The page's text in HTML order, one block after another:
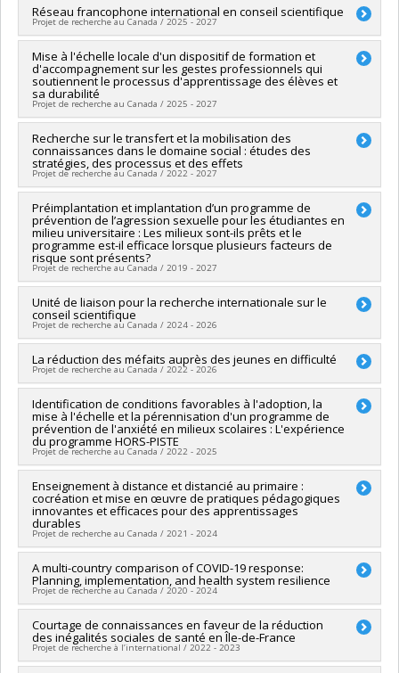
Daignault,Francis Fortin,David Décary-Hétu, Anne Crocker
,
Catherine Arseneault,Masarah Paquet-Clouston,Vincent
Denault, Sébastien Brouillette-Alarie ,William Arbour
Chantal
Plourde,Natacha Brunelle,Estibaliz Jimenez,Julie Carpentier
,Nadine Deslauriers-Varin,Patrick Lussier ,Ghayda Hassan
Isabelle Fortin-Dufour, Amélie Couvrette
Jorge Florès-Aranda,Elsa Euvrard,Maxime Bérubé,Cyndy
Wylde
Annie-Claude Savard , Andrée-Ann Deschênes
Denise Michelle Brend,Marichelle Leclair
Sources de financement :CRSH/Conseil de recherches en
sciences humaines du Canada
Programmes de subvention :
Chercheur principal :Kate Zinszer
Co-chercheurs :Valery Ridde ,Christian Dagenais
Andersson,Andrea Caprara,Beatriz Parra,Jose Wellington
Lima ,Emmanuel Bonnet,Florence Fournet,Axel Kroeger
Franck Remoue,Malabika Sarker,Mohammad Shafiul Alam
Malay Kanti Mridha
Tarik Benmarhnia
Sources de financement :IRSC/Instituts de recherche en
santé du Canada
Programmes de subvention :PVXXXXXX-(PJT) Subvention
Projet
Réseau francophone international en conseil scientifique
Projet de recherche au Canada / 2025 - 2027
Chercheur principal :Mathieu Ouimet
Co-chercheurs :Christian Dagenais
Sources de financement : FRQSC/Fonds de recherche du
Québec - Société et culture (FQRSC)
Programmes de subvention :
Mise à l'échelle locale d'un dispositif de formation et
d'accompagnement sur les gestes professionnels qui
soutiennent le processus d'apprentissage des élèves et
sa durabilité
Projet de recherche au Canada / 2025 - 2027
Sources de financement :CRSH/Conseil de recherches en
sciences humaines du Canada
Programmes de subvention :PVXXXXXX-Subvention
d'engagement partenarial
Recherche sur le transfert et la mobilisation des
connaissances dans le domaine social : études des
stratégies, des processus et des effets
Projet de recherche au Canada / 2022 - 2027
Chercheur principal : Christian Dagenais
Co-chercheurs : Jean-Sébastien Fallu,Isabelle Daigneault,
Geneviève Carpentier,Lara Gautier,Martin Drapeau,Saliha
Ziam, Mathieu Ouimet Maman Abra Szidzo Joyce Dogba
Johana Monthuy-Blanc,Francois Claveau
Girard,Madeleine Lefebvre,Guillaume Fontaine
Sources de financement :FRQSC/Fonds de recherche du
Québec - Société et culture (FQRSC)
Programmes de subvention :PVXXXXXX-(SE) Programme
Soutien aux équipes de recherche - Stade de développement
: Renouvellement
Préimplantation et implantation d’un programme de
prévention de l’agression sexuelle pour les étudiantes en
milieu universitaire : Les milieux sont-ils prêts et le
programme est-il efficace lorsque plusieurs facteurs de
risque sont présents?
Projet de recherche au Canada / 2019 - 2027
Chercheur principal : Isabelle Daigneault
Co-chercheurs :Christian Dagenais
Andrée Pelland
Karine Baril
,Lise Savoie
Sources de financement :IRSC/Instituts de recherche en
santé du Canada
Programmes de subvention :PVXXXXXX-(PJT) Subvention
Projet
Unité de liaison pour la recherche internationale sur le
conseil scientifique
Projet de recherche au Canada / 2024 - 2026
Chercheur principal :Christian Dagenais
Co-chercheurs :Éric Montpetit,Thierry Warin
Ouimet,Francois Claveau
Sources de financement :CRSH/Conseil de recherches en
sciences humaines du Canada
Programmes de subvention :
PVXXXXXX-Subvention
d'engagement partenarial
La réduction des méfaits auprès des jeunes en difficulté
Projet de recherche au Canada / 2022 - 2026
Sources de financement :FRQSC/Fonds de recherche du
Québec - Société et culture (FQRSC)
Programmes de subvention :PVXXXXXX-(AC) Actions
concertées - générique
Identification de conditions favorables à l'adoption, la
mise à l'échelle et la pérennisation d'un programme de
prévention de l'anxiété en milieux scolaires : L'expérience
du programme HORS-PISTE
Projet de recherche au Canada / 2022 - 2025
Chercheur principal :Julie Lane
Co-chercheurs :Christian Dagenais
Sources de financement :FRQSC/Fonds de recherche du
Québec - Société et culture (FQRSC)
Programmes de subvention :PVXXXXXX-(AC) Action concertée
: Prog de rech sur la persévérance et la réussite scolaires
Enseignement à distance et distancié au primaire :
cocréation et mise en œuvre de pratiques pédagogiques
innovantes et efficaces pour des apprentissages
durables
Projet de recherche au Canada / 2021 - 2024
Sources de financement :Ministère Économie et Innovation
Programmes de subvention :PVXXXXXX-Soutien aux
organismes de recherche et innovation (PSO) - Volet 2:
A multi-country comparison of COVID-19 response:
Planning, implementation, and health system resilience
Projet de recherche au Canada / 2020 - 2024
Chercheur principal :Kate Zinszer
Co-chercheurs : Christian Dagenais,Arnaud Duhoux
Marie David
Courtage de connaissances en faveur de la réduction
des inégalités sociales de santé en Île-de-France
Projet de recherche à l’international / 2022 - 2023